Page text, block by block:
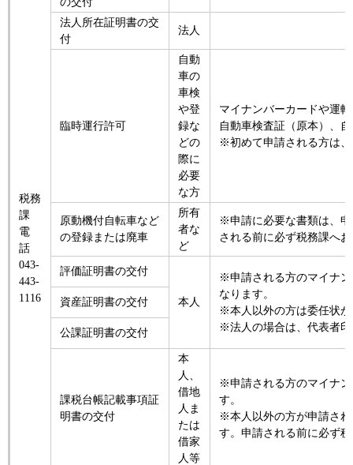
税務
課
電
話
043-
443-
1116
法人所在証明書の交
付
法人
臨時運行許可
自動
車の
車検
や登
録な
どの
際に
必要
な方
マイナンバーカードや運
自動車検査証（原本）、
※初めて申請される方は
原動機付自転車など
の登録または廃車
所有
者な
ど
※申請に必要な書類は、
される前に必ず税務課へ
評価証明書の交付
本人
※申請される方のマイナ
なります。
※本人以外の方は委任状
※法人の場合は、代表者
資産証明書の交付
公課証明書の交付
課税台帳記載事項証
明書の交付
本
人、
借地
人ま
たは
借家
人等
※申請される方のマイナ
す。
※本人以外の方が申請さ
す。申請される前に必ず